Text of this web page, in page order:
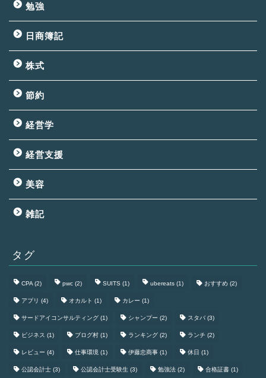
勉強
日商簿記
株式
節約
経営学
経営支援
美容
雑記
タグ
CPA (2) pwc (2) SUITS (1) ubereats (1) おすすめ (2)
アプリ (4) オカルト (1) カレー (1)
サードアイコンサルティング (1) シャンプー (2) スタバ (3)
ビジネス (1) ブログ村 (1) ランキング (2) ランチ (2)
レビュー (4) 仕事環境 (1) 伊藤忠商事 (1) 休日 (1)
公認会計士 (3) 公認会計士受験生 (3) 勉強法 (2) 合格証書 (1)